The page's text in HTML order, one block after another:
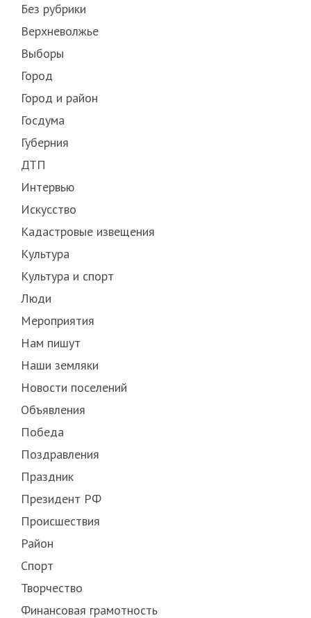
Без рубрики
Верхневолжье
Выборы
Город
Город и район
Госдума
Губерния
ДТП
Интервью
Искусство
Кадастровые извещения
Культура
Культура и спорт
Люди
Мероприятия
Нам пишут
Наши земляки
Новости поселений
Объявления
Победа
Поздравления
Праздник
Президент РФ
Происшествия
Район
Спорт
Творчество
Финансовая грамотность